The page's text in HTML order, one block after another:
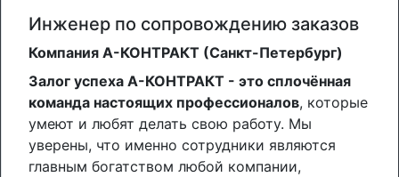
Инженер по сопровождению заказов
Компания А-КОНТРАКТ (Санкт-Петербург)
Залог успеха А-КОНТРАКТ - это сплочённая
команда настоящих профессионалов, которые
умеют и любят делать свою работу. Мы
уверены, что именно сотрудники являются
главным богатством любой компании,